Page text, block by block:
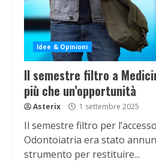
Idee & Opinioni
Il semestre filtro a
più che un’opportunità
Asterix 1 settembre 2025
Il semestre filtro per
Odontoiatria era stato
strumento per restituire...